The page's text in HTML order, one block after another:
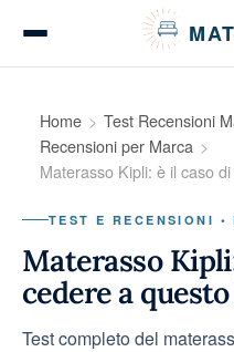
Test e recensioni materassi
Test biancheria da letto
Guide all'acquisto
Home
Test Recensioni
Recensioni per Marca
Materasso Kipli: è il caso
TEST E RECENSIONI •
Materasso
cedere a
Test completo del
Pannello di gestione dei